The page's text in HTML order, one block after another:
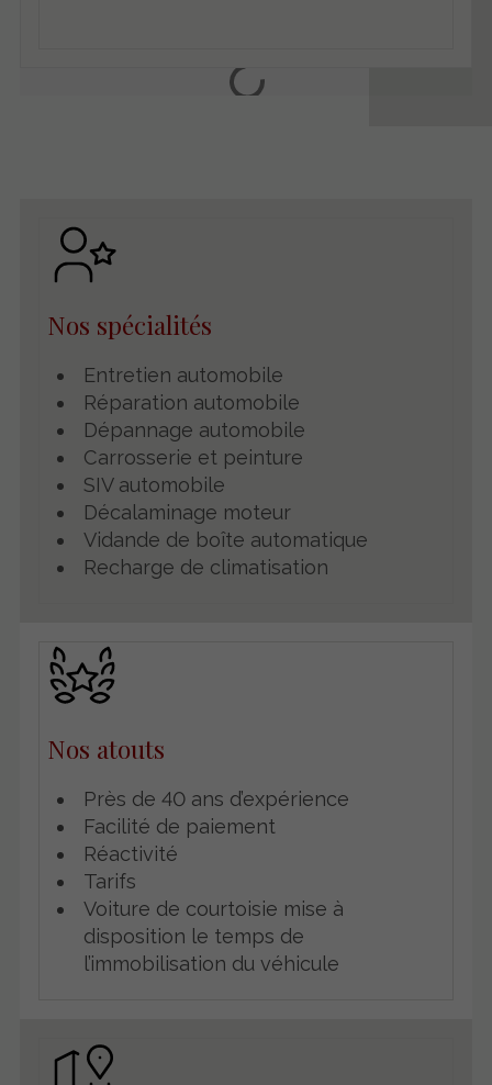
Nos spécialités
Entretien automobile
Réparation automobile
Dépannage automobile
Carrosserie et peinture
SIV automobile
Décalaminage moteur
Vidande de boîte automatique
Recharge de climatisation
Nos atouts
Près de 40 ans d’expérience
Facilité de paiement
Réactivité
Tarifs
Voiture de courtoisie mise à
disposition le temps de
l’immobilisation du véhicule